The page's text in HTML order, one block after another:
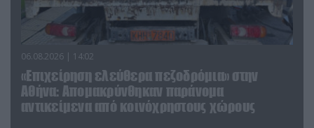
06.08.2026 | 14:02
«Επιχείρηση ελεύθερα πεζοδρόμια» στην
Αθήνα: Απομακρύνθηκαν παράνομα
αντικείμενα από κοινόχρηστους χώρους